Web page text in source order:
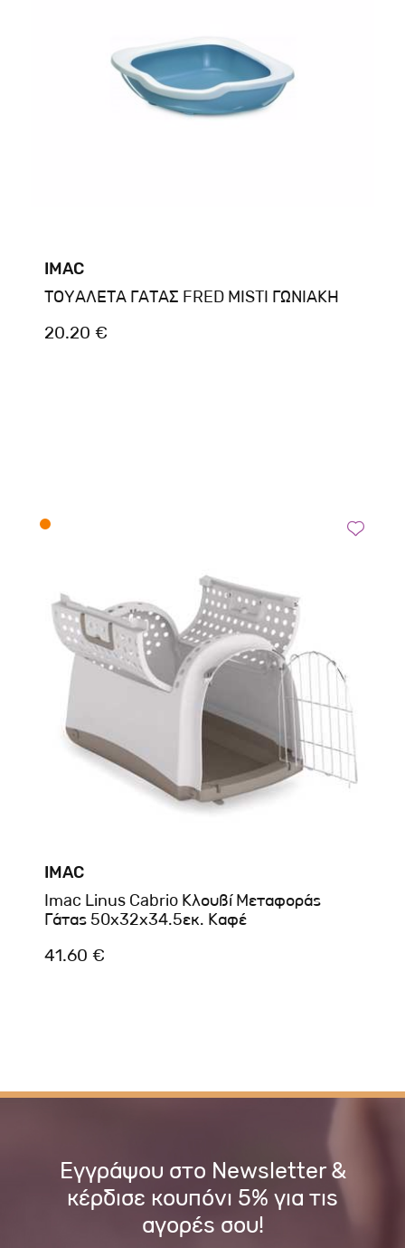
IMAC
ΤΟΥΑΛΕΤΑ ΓΑΤΑΣ FRED MISTI ΓΩΝΙΑΚΗ
20.20 €
IMAC
Imac Linus Cabrio Κλουβί Μεταφοράς
Γάτας 50x32x34.5εκ. Καφέ
41.60 €
Εγγράψου στο Newsletter &
κέρδισε κουπόνι 5% για τις
αγορές σου!